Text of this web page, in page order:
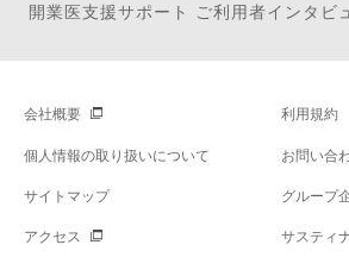
開業医支援サポート ご利用者インタビ
会社概要 利用規約
個人情報の取り扱いについて お問い合
サイトマップ グループ
アクセス サスティ